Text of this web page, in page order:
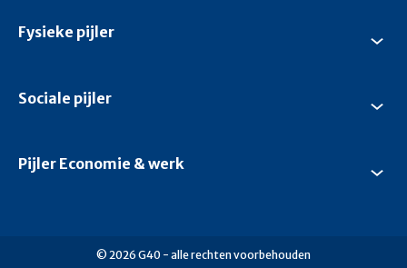
Fysieke pijler
Sociale pijler
Pijler Economie & werk
© 2026 G40 - alle rechten voorbehouden